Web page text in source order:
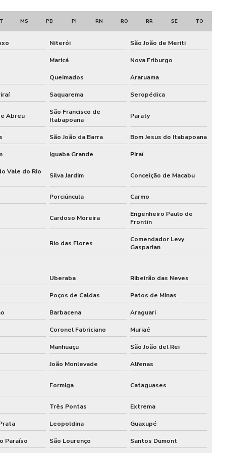
Catraca eletronica academia
Catraca eletrônica com biometria
Catraca eletrônica biométrica
Catraca eletrônica para padaria
Catraca eletronica para restaurante
Catraca expedidora
Catraca expedidora de cartões
Catraca expedidora de comanda
Catraca expedidora de comanda henry
Catraca facial
Catraca henry
Catraca henry preço
Catraca de inox
Catraca leitor facial duplo
Catraca com leitor qr code
MS PB PI RN RO RR SE TO
Niterói São João de Meriti
Maricá Nova Friburgo
Queimados Araruama
Saquarema Seropédica
Abreu
São Francisco de
Itabapoana
Paraty
São João da Barra Bom Jesus do Itabapoana
Iguaba Grande Piraí
Vale do Rio
Silva Jardim Conceição de Macabu
Porciúncula Carmo
Cardoso Moreira
Engenheiro Paulo de
Frontin
Rio das Flores
Comendador Levy
Gasparian
Uberaba Ribeirão das Neves
Poços de Caldas Patos de Minas
Barbacena Araguari
Coronel Fabriciano Muriaé
Manhuaçu São João del Rei
João Monlevade Alfenas
Formiga Cataguases
Três Pontas Extrema
Leopoldina Guaxupé
Paraíso São Lourenço Santos Dumont